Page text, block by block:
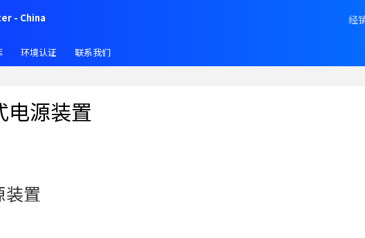
- China H
d
经
环境认证 联系我们
电源装置
置